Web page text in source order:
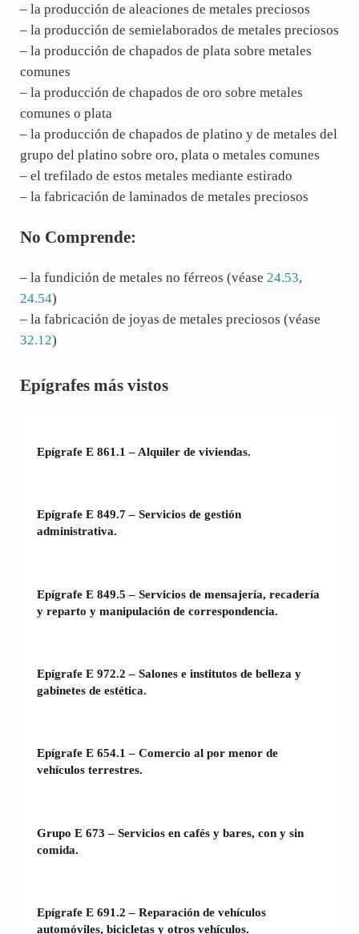
– la producción de aleaciones de metales preciosos
– la producción de semielaborados de metales preciosos
– la producción de chapados de plata sobre metales
comunes
– la producción de chapados de oro sobre metales
comunes o plata
– la producción de chapados de platino y de metales del
grupo del platino sobre oro, plata o metales comunes
– el trefilado de estos metales mediante estirado
– la fabricación de laminados de metales preciosos
No Comprende:
– la fundición de metales no férreos (véase 24.53,
24.54)
– la fabricación de joyas de metales preciosos (véase
32.12)
Sidebar
Epígrafes más vistos
Epígrafe E 861.1 – Alquiler de viviendas.
Epígrafe E 849.7 – Servicios de gestión
administrativa.
Epígrafe E 849.5 – Servicios de mensajería, recadería
y reparto y manipulación de correspondencia.
Epígrafe E 972.2 – Salones e institutos de belleza y
gabinetes de estética.
Epígrafe E 654.1 – Comercio al por menor de
vehículos terrestres.
Grupo E 673 – Servicios en cafés y bares, con y sin
comida.
Epígrafe E 691.2 – Reparación de vehículos
automóviles, bicicletas y otros vehículos.